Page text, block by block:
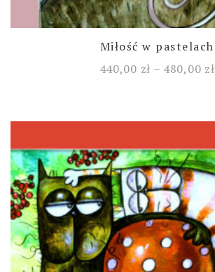
Miłość w pastelach
440,00 zł – 480,00 zł